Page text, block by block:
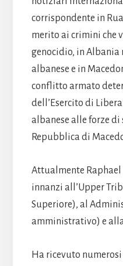
corrispondente in
merito ai crimini che
genocidio, in Albania
albanese e in
conflitto armato
dell’Esercito di
albanese alle forze
Repubblica di
Attualmente
innanzi all’Upper
Superiore), al
amministrativo) e alla
Ha ricevuto